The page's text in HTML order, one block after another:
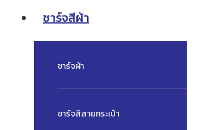
ชาร์จสีผ้า
ชาร์จผ้า
ชาร์จสีสายกระเป๋า